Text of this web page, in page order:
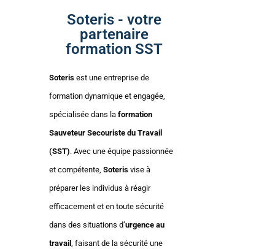
Soteris - votre
partenaire
formation SST
Soteris est une entreprise de
formation dynamique et engagée,
spécialisée dans la formation
Sauveteur Secouriste du Travail
(SST). Avec une équipe passionnée
et compétente, Soteris vise à
préparer les individus à réagir
efficacement et en toute sécurité
dans des situations d’urgence au
travail , faisant de la sécurité une